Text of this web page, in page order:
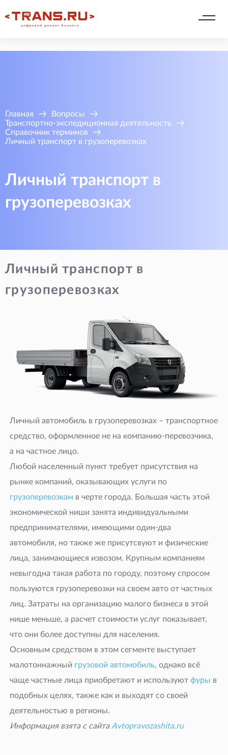
Главная
Вопросы
Транспортно-экспедиционная деятельность
Справочник терминов
Личный транспорт в грузоперевозках
Личный транспорт в
грузоперевозках
Личный транспорт в
грузоперевозках
Личный автомобиль в грузоперевозках – транспортное
средство, оформленное не на компанию-перевозчика,
а на частное лицо.
Любой населенный пункт требует присутствия на
рынке компаний, оказывающих услуги по
грузоперевозкамв черте города. Большая часть этой
экономической ниши занята индивидуальными
предпринимателями, имеющими один-два
автомобиля, но также же присутсвуют и физические
лица, занимающиеся извозом. Крупным компаниям
невыгодна такая работа по городу, поэтому спросом
пользуются грузоперевозки на своем авто от частных
лиц. Затраты на организацию малого бизнеса в этой
нише меньше, а расчет стоимости услуг показывает,
что они более доступны для населения.
Основным средством в этом сегменте выступает
малотоннажный грузовой автомобиль, однако всё
чаще частные лица приобретают и используют фуры в
подобных целях, также как и выходят со своей
деятельностью в регионы.
Информация взята с сайтаAvtopravozashita.ru